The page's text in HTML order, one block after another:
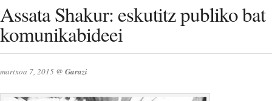
Assata Shakur: eskutitz publiko bat
komunikabideei
martxoa 7, 2015 @ Garazi